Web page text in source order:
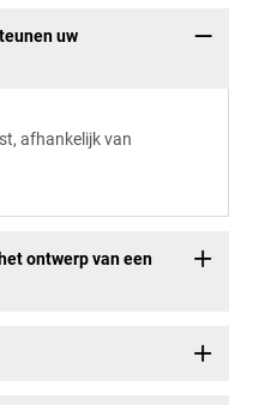
uw
afhankelijk van
ontwerp van een